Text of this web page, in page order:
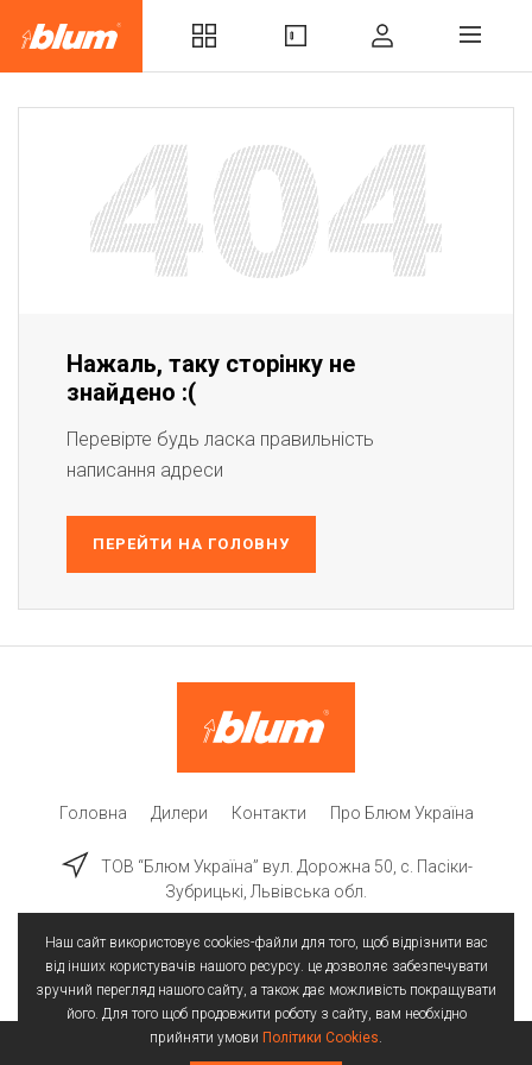
Нажаль, таку сторінку не
знайдено :(
Перевірте будь ласка правильність
написання адреси
ПЕРЕЙТИ НА ГОЛОВНУ
Головна Дилери Контакти Про Блюм Україна
ТОВ “Блюм Україна” вул. Дорожна 50, c. Пасіки-
Зубрицькі, Львівська обл.
Наш сайт використовує cookies-файли для того, щоб відрізнити вас
від інших користувачів нашого ресурсу. це дозволяє забезпечувати
зручний перегляд нашого сайту, а також дає можливість покращувати
його. Для того щоб продовжити роботу з сайту, вам необхідно
прийняти умови Політики Cookies.